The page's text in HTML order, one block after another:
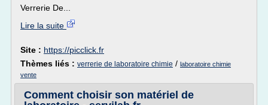
Verrerie De...
Lire la suite
Site : https://picclick.fr
Thèmes liés : verrerie de laboratoire chimie / laboratoire chimie
vente
Comment choisir son matériel de